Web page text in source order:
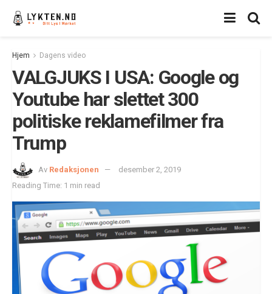
Hjem Dagens video
VALGJUKS I USA: Google og
Youtube har slettet 300
politiske reklamefilmer fra
Trump
Av Redaksjonen
desember 2, 2019
Reading Time: 1 min read